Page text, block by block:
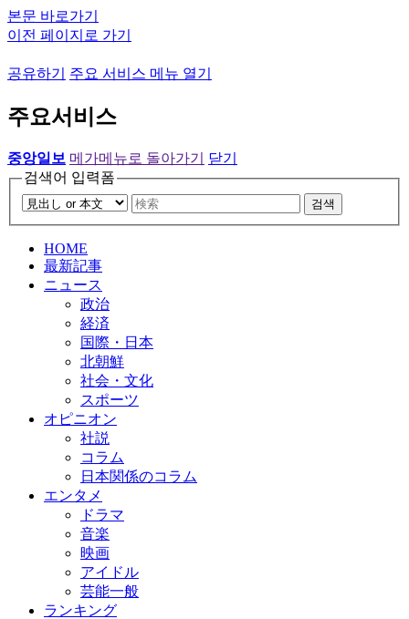
본문 바로가기
이전 페이지로 가기
공유하기 주요 서비스 메뉴 열기
주요서비스
중앙일보 메가메뉴로 돌아가기
닫기
검색어 입력폼
검색
HOME
最新記事
ニュース
政治
経済
国際・日本
北朝鮮
社会・文化
スポーツ
オピニオン
社説
コラム
日本関係のコラム
エンタメ
ドラマ
音楽
映画
アイドル
芸能一般
ランキング